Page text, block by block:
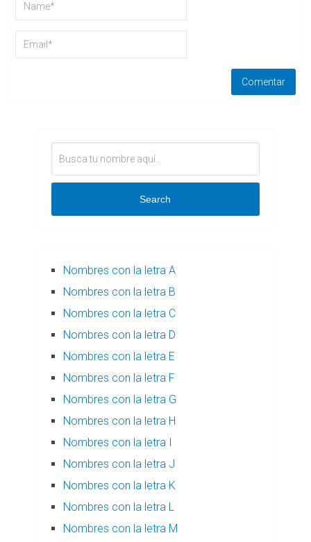
Search
Nombres con la letra A
Nombres con la letra B
Nombres con la letra C
Nombres con la letra D
Nombres con la letra E
Nombres con la letra F
Nombres con la letra G
Nombres con la letra H
Nombres con la letra I
Nombres con la letra J
Nombres con la letra K
Nombres con la letra L
Nombres con la letra M